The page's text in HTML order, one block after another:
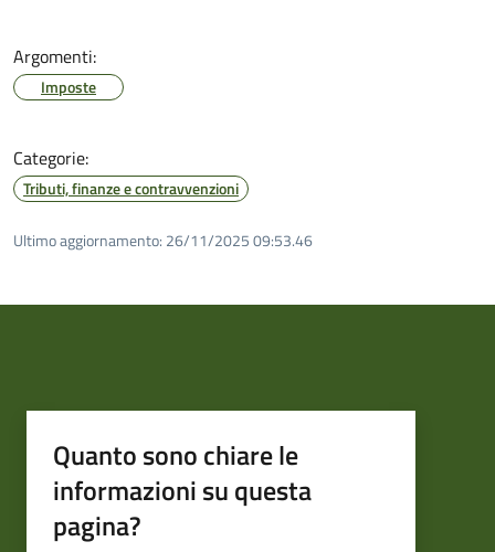
Argomenti:
Imposte
Categorie:
Tributi, finanze e contravvenzioni
Ultimo aggiornamento: 26/11/2025 09:53.46
Quanto sono chiare le
informazioni su questa
pagina?